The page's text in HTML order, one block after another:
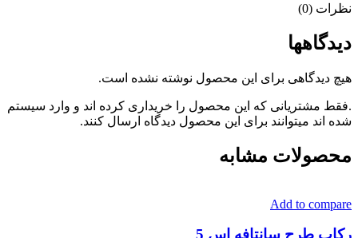
نظرات (0)
دیدگاهها
هیچ دیدگاهی برای این محصول نوشته نشده است.
.فقط مشتریانی که این محصول را خریداری کرده اند و وارد سیستم
شده اند میتوانند برای این محصول دیدگاه ارسال کنند.
محصولات مشابه
Add to compare
رکاب طرح سانتافه اس 5